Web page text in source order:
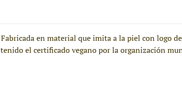
en material que imita a la piel con logo
el certificado vegano por la organización